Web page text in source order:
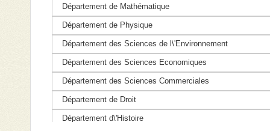
Département de Mathématique
Département de Physique
Département des Sciences de l\'Environnement
Département des Sciences Economiques
Département des Sciences Commerciales
Département de Droit
Département d\'Histoire